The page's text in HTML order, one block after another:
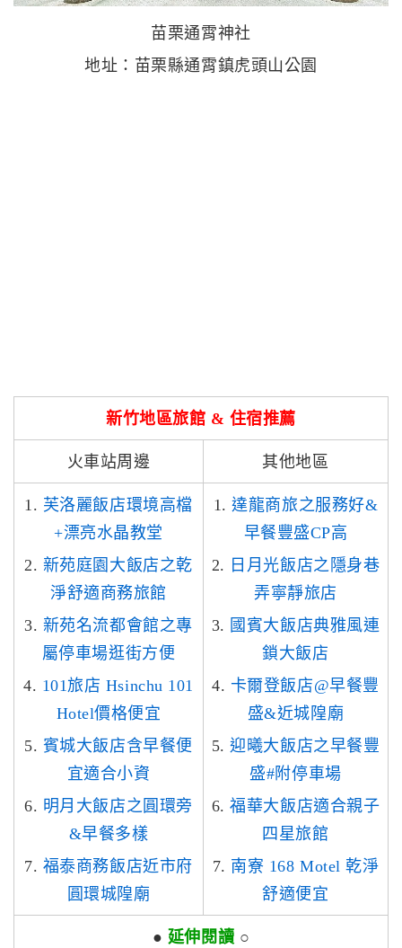
苗栗通霄神社
地址：苗栗縣通霄鎮虎頭山公園
新竹地區旅館 & 住宿推薦
火車站周邊 其他地區
1. 芙洛麗飯店環境高檔
+漂亮水晶教堂
2. 新苑庭園大飯店之乾
淨舒適商務旅館
3. 新苑名流都會館之專
屬停車場逛街方便
4. 101旅店 Hsinchu 101
Hotel價格便宜
5. 賓城大飯店含早餐便
宜適合小資
6. 明月大飯店之圓環旁
&早餐多樣
7. 福泰商務飯店近市府
圓環城隍廟
1.達龍商旅之服務好&
早餐豐盛CP高
2. 日月光飯店之隱身巷
弄寧靜旅店
3. 國賓大飯店典雅風連
鎖大飯店
4. 卡爾登飯店@早餐豐
盛&近城隍廟
5.迎曦大飯店之早餐豐
盛#附停車場
6.福華大飯店適合親子
四星旅館
7. 南寮 168 Motel 乾淨
舒適便宜
● 延伸閱讀 ○